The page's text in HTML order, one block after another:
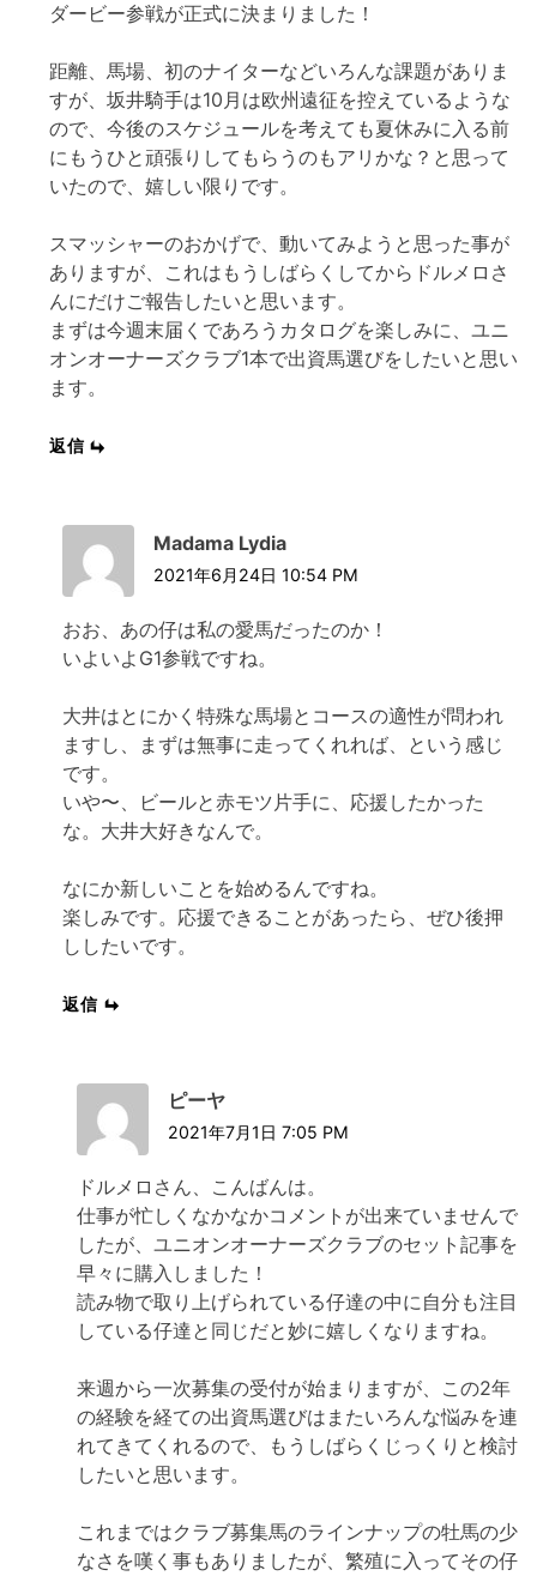
ダービー参戦が正式に決まりました！
距離、馬場、初のナイターなどいろんな課題がありま
すが、坂井騎手は10月は欧州遠征を控えているような
ので、今後のスケジュールを考えても夏休みに入る前
にもうひと頑張りしてもらうのもアリかな？と思って
いたので、嬉しい限りです。
スマッシャーのおかげで、動いてみようと思った事が
ありますが、これはもうしばらくしてからドルメロさ
んにだけご報告したいと思います。
まずは今週末届くであろうカタログを楽しみに、ユニ
オンオーナーズクラブ1本で出資馬選びをしたいと思い
ます。
返信
Madama Lydia
2021年6月24日 10:54 PM
おお、あの仔は私の愛馬だったのか！
いよいよG1参戦ですね。
大井はとにかく特殊な馬場とコースの適性が問われ
ますし、まずは無事に走ってくれれば、という感じ
です。
いや〜、ビールと赤モツ片手に、応援したかった
な。大井大好きなんで。
なにか新しいことを始めるんですね。
楽しみです。応援できることがあったら、ぜひ後押
ししたいです。
返信
ピーヤ
2021年7月1日 7:05 PM
ドルメロさん、こんばんは。
仕事が忙しくなかなかコメントが出来ていませんで
したが、ユニオンオーナーズクラブのセット記事を
早々に購入しました！
読み物で取り上げられている仔達の中に自分も注目
している仔達と同じだと妙に嬉しくなりますね。
来週から一次募集の受付が始まりますが、この2年
の経験を経ての出資馬選びはまたいろんな悩みを連
れてきてくれるので、もうしばらくじっくりと検討
したいと思います。
これまではクラブ募集馬のラインナップの牡馬の少
なさを嘆く事もありましたが、繁殖に入ってその仔